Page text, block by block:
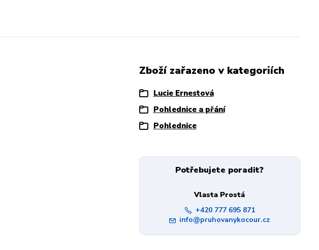
Zboží zařazeno v kategoriích
Lucie Ernestová
Pohlednice a přání
Pohlednice
Potřebujete poradit?
Vlasta Prostá
+420 777 695 871
info@pruhovanykocour.cz